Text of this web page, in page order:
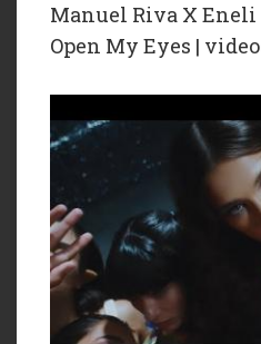
Manuel Riva X Eneli
Open My Eyes |